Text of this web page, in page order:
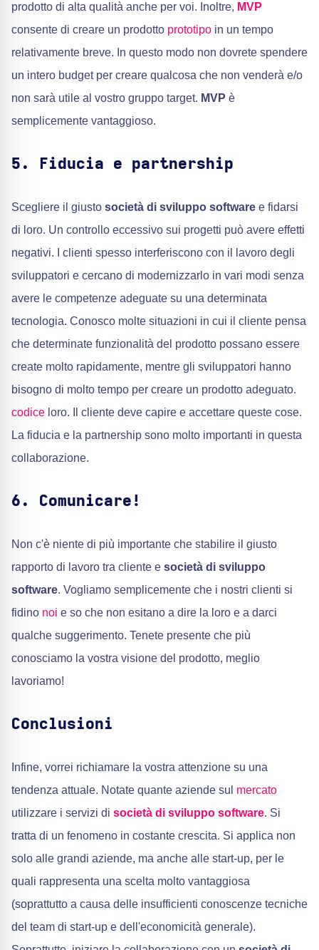
prodotto di alta qualità anche per voi. Inoltre, MVP
consente di creare un prodotto prototipo in un tempo
relativamente breve. In questo modo non dovrete spendere
un intero budget per creare qualcosa che non venderà e/o
non sarà utile al vostro gruppo target. MVP è
semplicemente vantaggioso.
5. Fiducia e partnership
Scegliere il giusto società di sviluppo software e fidarsi
di loro. Un controllo eccessivo sui progetti può avere effetti
negativi. I clienti spesso interferiscono con il lavoro degli
sviluppatori e cercano di modernizzarlo in vari modi senza
avere le competenze adeguate su una determinata
tecnologia. Conosco molte situazioni in cui il cliente pensa
che determinate funzionalità del prodotto possano essere
create molto rapidamente, mentre gli sviluppatori hanno
bisogno di molto tempo per creare un prodotto adeguato.
codice loro. Il cliente deve capire e accettare queste cose.
La fiducia e la partnership sono molto importanti in questa
collaborazione.
6. Comunicare!
Non c'è niente di più importante che stabilire il giusto
rapporto di lavoro tra cliente e società di sviluppo
software. Vogliamo semplicemente che i nostri clienti si
fidino noi e so che non esitano a dire la loro e a darci
qualche suggerimento. Tenete presente che più
conosciamo la vostra visione del prodotto, meglio
lavoriamo!
Conclusioni
Infine, vorrei richiamare la vostra attenzione su una
tendenza attuale. Notate quante aziende sul mercato
utilizzare i servizi di società di sviluppo software. Si
tratta di un fenomeno in costante crescita. Si applica non
solo alle grandi aziende, ma anche alle start-up, per le
quali rappresenta una scelta molto vantaggiosa
(soprattutto a causa delle insufficienti conoscenze tecniche
del team di start-up e dell'economicità generale).